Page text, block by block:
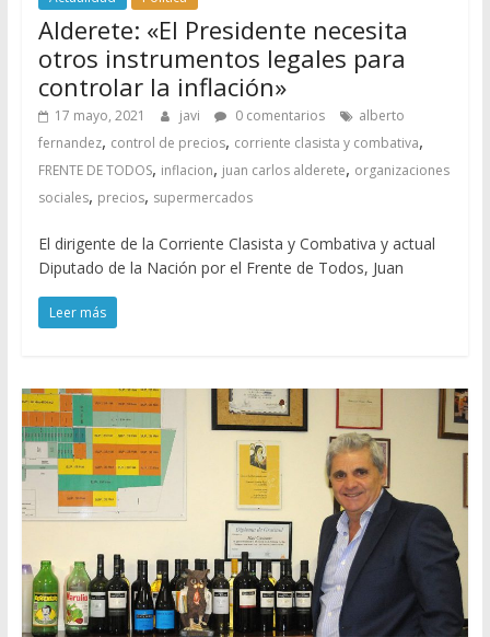
Alderete: «El Presidente necesita
otros instrumentos legales para
controlar la inflación»
17 mayo, 2021 javi 0 comentarios
alberto
fernandez, control de precios, corriente clasista y combativa,
FRENTE DE TODOS, inflacion, juan carlos alderete, organizaciones
sociales, precios, supermercados
El dirigente de la Corriente Clasista y Combativa y actual
Diputado de la Nación por el Frente de Todos, Juan
Leer más